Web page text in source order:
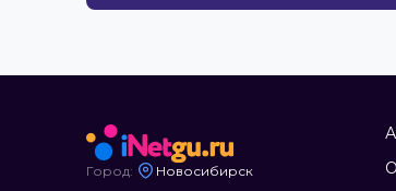
Город: Новосибирск